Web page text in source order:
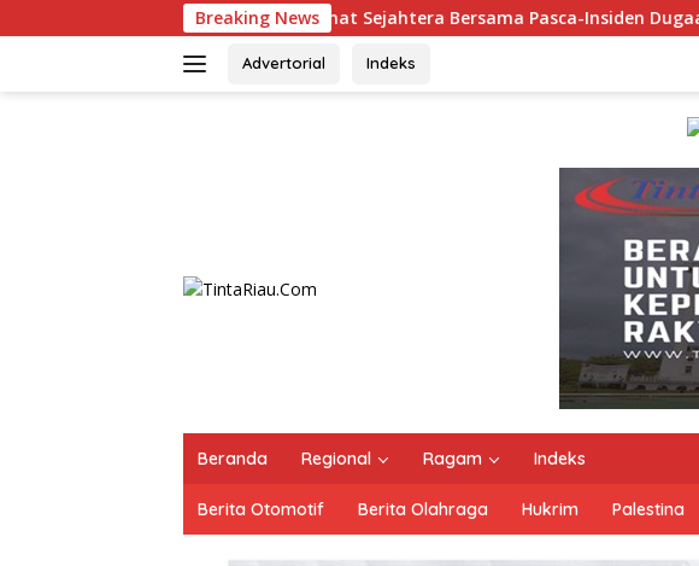
ke
Breaking News
Sehat Sejahtera Bersama Pasca-Insiden Dugaan Keracunan di Dumai
Advertorial Indeks
Beranda Regional Ragam Indeks
Berita Otomotif Berita Olahraga Hukrim Palestina